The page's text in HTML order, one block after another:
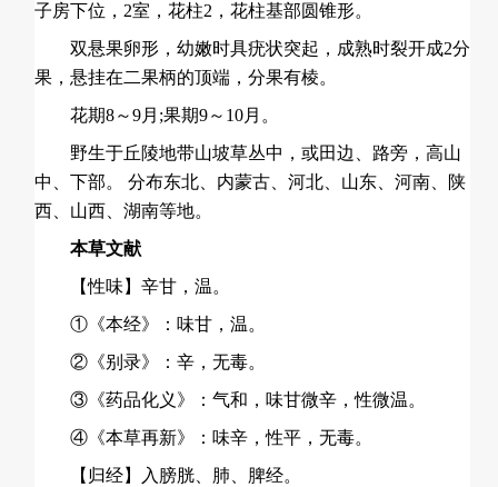
子房下位，2室，花柱2，花柱基部圆锥形。
双悬果卵形，幼嫩时具疣状突起，成熟时裂开成2分
果，悬挂在二果柄的顶端，分果有棱。
花期8～9月;果期9～10月。
野生于丘陵地带山坡草丛中，或田边、路旁，高山
中、下部。 分布东北、内蒙古、河北、山东、河南、陕
西、山西、湖南等地。
本草文献
【性味】辛甘，温。
①《本经》：味甘，温。
②《别录》：辛，无毒。
③《药品化义》：气和，味甘微辛，性微温。
④《本草再新》：味辛，性平，无毒。
【归经】入膀胱、肺、脾经。